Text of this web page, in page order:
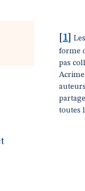
1
forme
pas
toutes